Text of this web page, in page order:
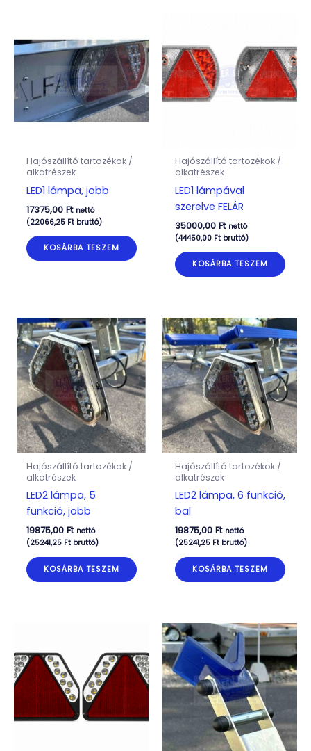
Hajószállító tartozékok /
alkatrészek
LED1 lámpa, jobb
17375,00 Ft nettó
(22066,25 Ftbruttó)
KOSÁRBA TESZEM
Hajószállító tartozékok /
alkatrészek
LED1 lámpával
szerelve FELÁR
35000,00 Ft nettó
(44450,00 Ftbruttó)
KOSÁRBA TESZEM
Hajószállító tartozékok /
alkatrészek
LED2 lámpa, 5
funkció, jobb
19875,00 Ft nettó
(25241,25 Ftbruttó)
KOSÁRBA TESZEM
Hajószállító tartozékok /
alkatrészek
LED2 lámpa, 6 funkció,
bal
19875,00 Ft nettó
(25241,25 Ftbruttó)
KOSÁRBA TESZEM